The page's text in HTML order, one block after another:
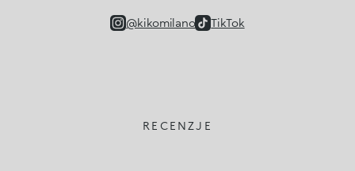
@kikomilano TikTok
RECENZJE